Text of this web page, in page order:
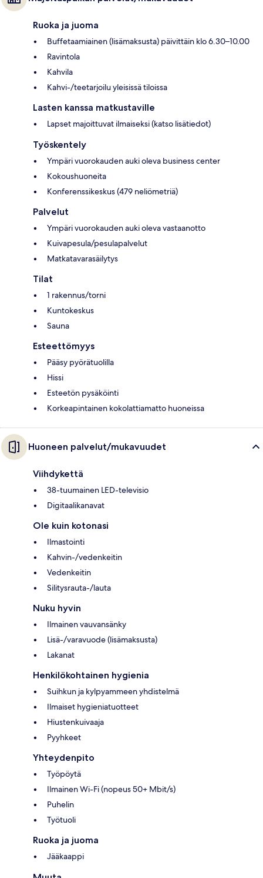
Ruoka ja juoma
Buffetaamiainen (lisämaksusta) päivittäin klo 6.30–10.00
Ravintola
Kahvila
Kahvi-/teetarjoilu yleisissä tiloissa
Lasten kanssa matkustaville
Lapset majoittuvat ilmaiseksi (katso lisätiedot)
Työskentely
Ympäri vuorokauden auki oleva business center
Kokoushuoneita
Konferenssikeskus (479 neliömetriä)
Palvelut
Ympäri vuorokauden auki oleva vastaanotto
Kuivapesula/pesulapalvelut
Matkatavarasäilytys
Tilat
1 rakennus/torni
Kuntokeskus
Sauna
Esteettömyys
Pääsy pyörätuolilla
Hissi
Esteetön pysäköinti
Korkeapintainen kokolattiamatto huoneissa
Huoneen palvelut/mukavuudet
Viihdykettä
38-tuumainen LED-televisio
Digitaalikanavat
Ole kuin kotonasi
Ilmastointi
Kahvin-/vedenkeitin
Vedenkeitin
Silitysrauta-/lauta
Nuku hyvin
Ilmainen vauvansänky
Lisä-/varavuode (lisämaksusta)
Lakanat
Henkilökohtainen hygienia
Suihkun ja kylpyammeen yhdistelmä
Ilmaiset hygieniatuotteet
Hiustenkuivaaja
Pyyhkeet
Yhteydenpito
Työpöytä
Ilmainen Wi-Fi (nopeus 50+ Mbit/s)
Puhelin
Työtuoli
Ruoka ja juoma
Jääkaappi